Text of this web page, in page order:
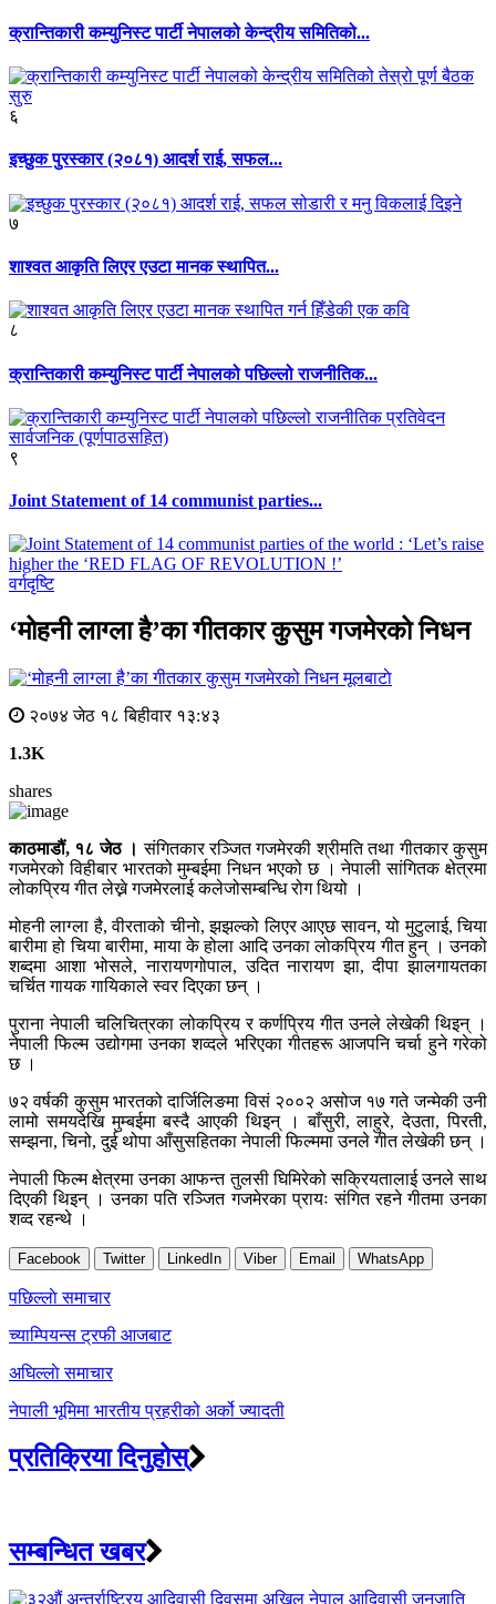
क्रान्तिकारी कम्युनिस्ट पार्टी नेपालको केन्द्रीय समितिको...
६
इच्छुक पुरस्कार (२०८१) आदर्श राई, सफल...
७
शाश्वत आकृति लिएर एउटा मानक स्थापित...
८
क्रान्तिकारी कम्युनिस्ट पार्टी नेपालको पछिल्लो राजनीतिक...
९
Joint Statement of 14 communist parties...
वर्गदृष्टि
‘मोहनी लाग्ला है’का गीतकार कुसुम गजमेरको निधन
मूलबाटाे
२०७४ जेठ १८ बिहीवार १३:४३
1.3K
shares
काठमाडौं, १८ जेठ । संगितकार रञ्जित गजमेरकी श्रीमति तथा गीतकार कुसुम
गजमेरको विहीबार भारतको मुम्बईमा निधन भएको छ । नेपाली सांगितक क्षेत्रमा
लोकप्रिय गीत लेख्ने गजमेरलाई कलेजोसम्बन्धि रोग थियो ।
मोहनी लाग्ला है, वीरताको चीनो, झझल्को लिएर आएछ सावन, यो मुटुलाई, चिया
बारीमा हो चिया बारीमा, माया के होला आदि उनका लोकप्रिय गीत हुन् । उनको
शब्दमा आशा भोसले, नारायणगोपाल, उदित नारायण झा, दीपा झालगायतका
चर्चित गायक गायिकाले स्वर दिएका छन् ।
पुराना नेपाली चलिचित्रका लोकप्रिय र कर्णप्रिय गीत उनले लेखेकी थिइन् ।
नेपाली फिल्म उद्योगमा उनका शव्दले भरिएका गीतहरू आजपनि चर्चा हुने गरेको
छ ।
७२ वर्षकी कुसुम भारतको दार्जिलिङमा विसं २००२ असोज १७ गते जन्मेकी उनी
लामो समयदेखि मुम्बईमा बस्दै आएकी थिइन् । बाँसुरी, लाहुरे, देउता, पिरती,
सम्झना, चिनो, दुई थोपा आँसुसहितका नेपाली फिल्ममा उनले गीत लेखेकी छन् ।
नेपाली फिल्म क्षेत्रमा उनका आफन्त तुलसी घिमिरेको सक्रियतालाई उनले साथ
दिएकी थिइन् । उनका पति रञ्जित गजमेरका प्रायः संगित रहने गीतमा उनका
शव्द रहन्थे ।
Facebook Twitter LinkedIn Viber Email WhatsApp
Post
navigation
पछिल्लाे समाचार
च्याम्पियन्स ट्रफी आजबाट
अघिल्लाे समाचार
नेपाली भूमिमा भारतीय प्रहरीको अर्को ज्यादती
प्रतिक्रिया दिनुहोस्
सम्बन्धित खबर